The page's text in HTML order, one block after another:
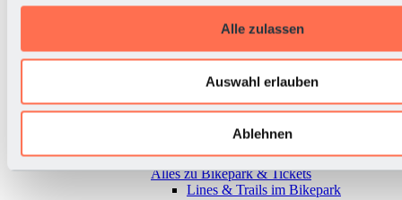
Alle zulassen
Auswahl erlauben
Ablehnen
Zurück
Alles zu Bikepark & Tickets
Lines & Trails im Bikepark